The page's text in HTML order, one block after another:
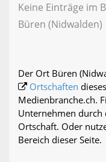
Keine Einträge im
Büren (Nidwalden)
Der Ort Büren
Ortschaften
Medienbranche.ch.
Unternehmen durch
Ortschaft. Oder
Bereich dieser Seite.